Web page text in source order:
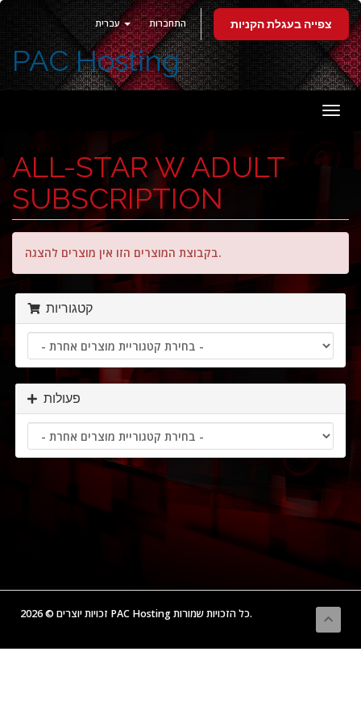
עברית התחברות צפייה בעגלת הקניות
PAC Hosting
ALL-STAR W ADULT
SUBSCRIPTION
בקבוצת המוצרים הזו אין מוצרים להצגה.
קטגוריות
פעולות
זכויות יוצרים © 2026 PAC Hosting כל הזכויות שמורות.